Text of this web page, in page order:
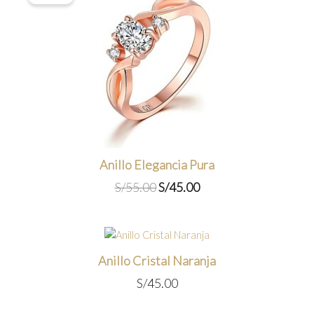
Anillo Elegancia Pura
S/55.00El
era:
S/45.00El
es:
Anillo Cristal Naranja
S/45.00